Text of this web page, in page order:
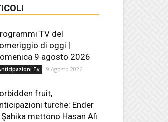
TV del
di oggi |
9 agosto 2026
Tv 9 Agosto 2026
fruit,
turche: Ender
Şahika mettono Hasan Alì